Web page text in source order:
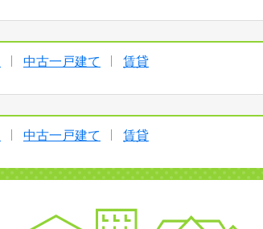
中古一戸建て 賃貸
中古一戸建て 賃貸